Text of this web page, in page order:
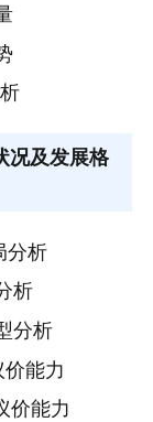
况及发展格
分析
析
分析
能力
价能力